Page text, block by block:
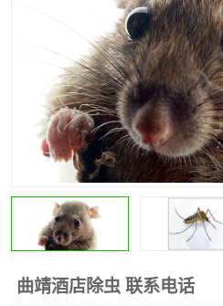
曲靖酒店除虫 联系电话
昆明灭红火蚁公司
昆明除虫除蚁